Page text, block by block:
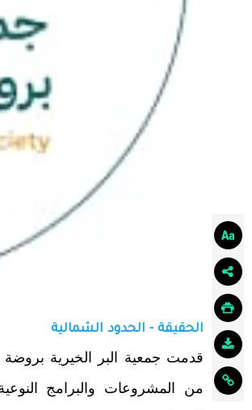
الحقيقة - الحدود الشمالية
من المشروعات والبرامج